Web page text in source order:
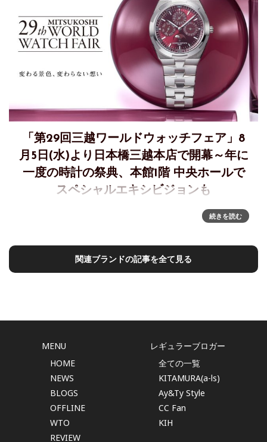
「第29回三越ワールドウォッチフェア」8
月5日(水)より日本橋三越本店で開幕～年に
一度の時計の祭典、本館1階 中央ホールで
スペシャルエキシビジョンも
年に一度の時計の祭典、「第29回三越ワールドウォッチフェ
ア」8月5日(水)より日本橋三越本店で開幕～本館1階 中央ホー
計イベント「第
続きを読む
関連ブランドの記事を全て見る
MENU
HOME
NEWS
BLOGS
OFFLINE
WTO
REVIEW
レギュラーブロガー
全ての一覧
KITAMURA(a-ls)
Ay&Ty Style
CC Fan
KIH